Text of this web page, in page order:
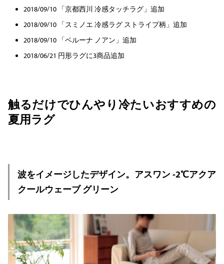
2018/09/10 「京都西川 冷感タッチラグ」追加
2018/09/10 「スミノエ 冷感ラグ ストライプ柄」追加
2018/09/10 「ベルーナ ノアン」追加
2018/06/21 円形ラグに3商品追加
触るだけでひんやり冷たいおすすめの
夏用ラグ
波をイメージしたデザイン。アスワン -2℃アクア
クールウェーブ グリーン